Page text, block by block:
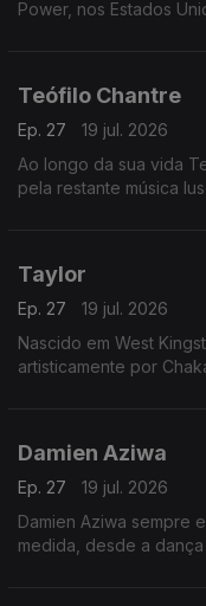
Power, nos Estados
Teófilo Chantre
Ep. 27
19 jul. 2026
Ao longo da sua vida
pela restante música
Taylor
Ep. 27
19 jul. 2026
Nascido em West
artisticamente por
Damien Aziwa
Ep. 27
19 jul. 2026
Damien Aziwa sempre
medida, desde a